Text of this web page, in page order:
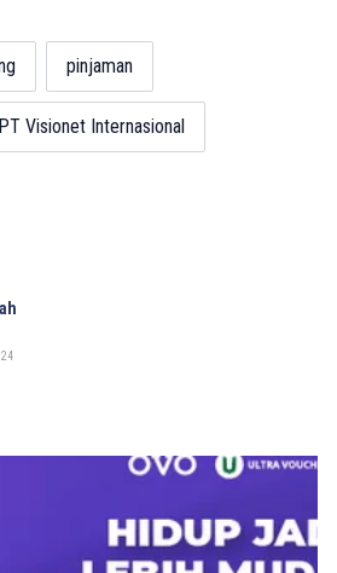
pinjaman
PT Visionet Internasional